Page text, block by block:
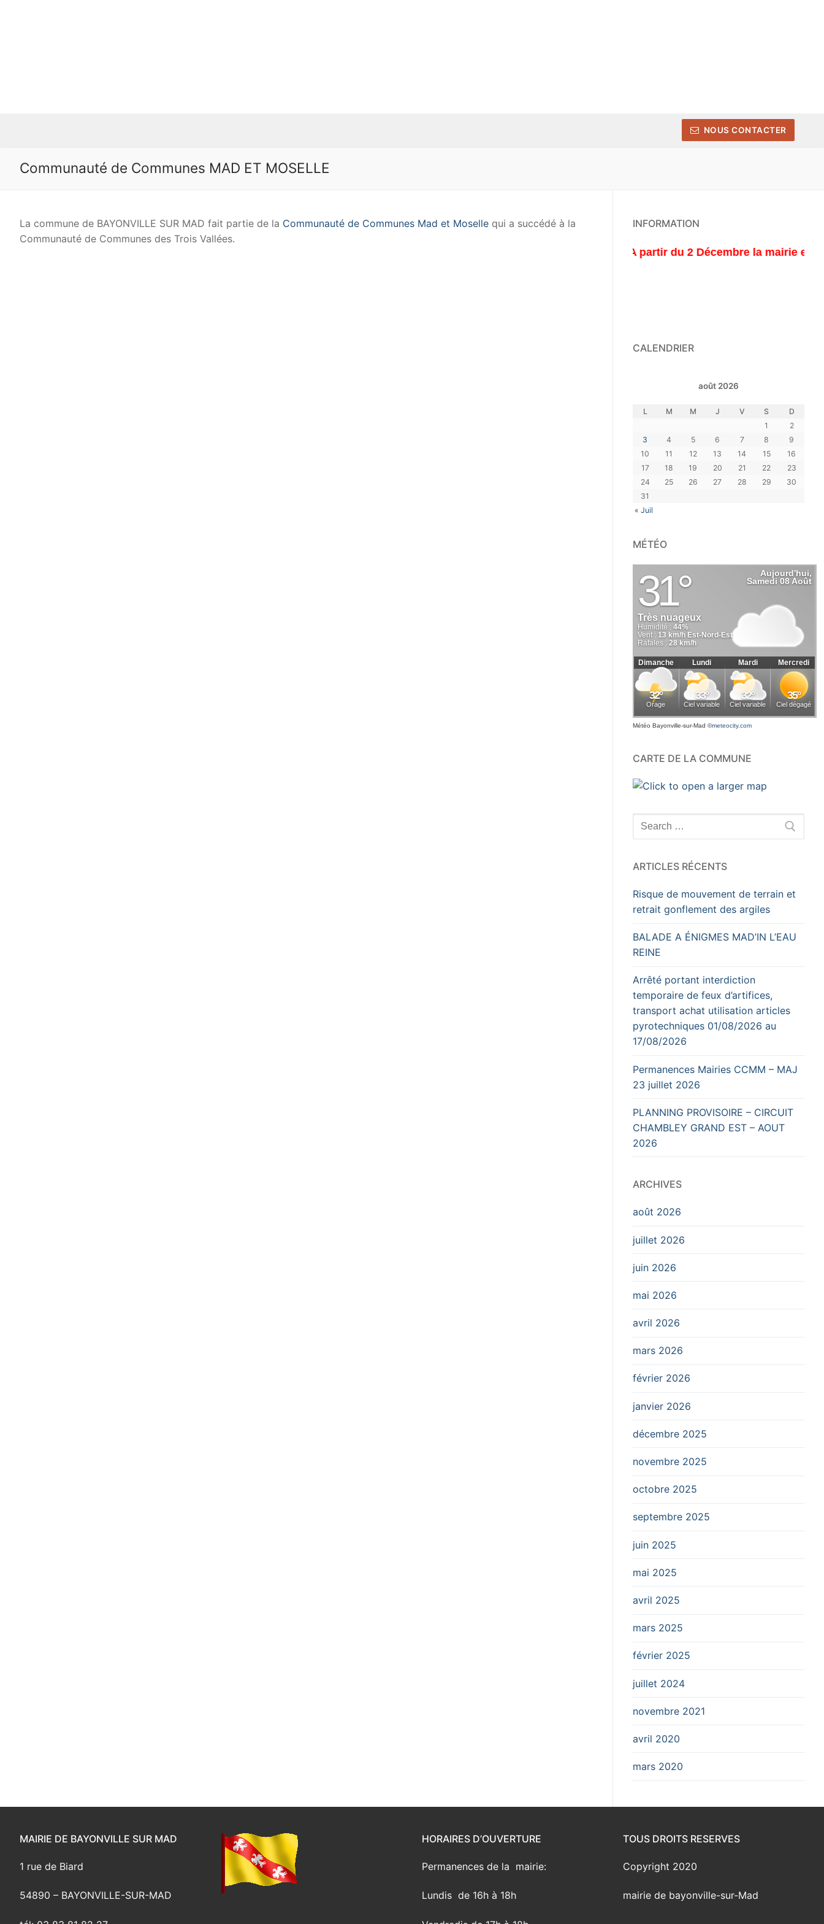
NOUS CONTACTER
Communauté de Communes MAD ET MOSELLE
La commune de BAYONVILLE SUR MAD fait partie de la Communauté de Communes Mad et Moselle qui a succédé à la
Communauté de Communes des Trois Vallées.
INFORMATION
A partir du 2 Décembre la mairie est
CALENDRIER
août 2026
L M M J V S D
« Juil
1
2
3
4 5 6 7 8
9
10
11 12 13 14 15
16
17
18 19 20 21 22
23
24
25 26 27 28 29
30
31
MÉTÉO
Météo Bayonville-sur-Mad ©meteocity.com
CARTE DE LA COMMUNE
Rechercher
:
ARTICLES RÉCENTS
Risque de mouvement de terrain et
retrait gonflement des argiles
BALADE A ÉNIGMES MAD’IN L’EAU
REINE
Arrêté portant interdiction
temporaire de feux d’artifices,
transport achat utilisation articles
pyrotechniques 01/08/2026 au
17/08/2026
Permanences Mairies CCMM – MAJ
23 juillet 2026
PLANNING PROVISOIRE – CIRCUIT
CHAMBLEY GRAND EST – AOUT
2026
ARCHIVES
août 2026
juillet 2026
juin 2026
mai 2026
avril 2026
mars 2026
février 2026
janvier 2026
décembre 2025
novembre 2025
octobre 2025
septembre 2025
juin 2025
mai 2025
avril 2025
mars 2025
février 2025
juillet 2024
novembre 2021
avril 2020
mars 2020
MAIRIE DE BAYONVILLE SUR MAD
1 rue de Biard
54890 – BAYONVILLE-SUR-MAD
HORAIRES D’OUVERTURE
Permanences de la mairie:
Lundis de 16h à 18h
TOUS DROITS RESERVES
Copyright 2020
mairie de bayonville-sur-Mad